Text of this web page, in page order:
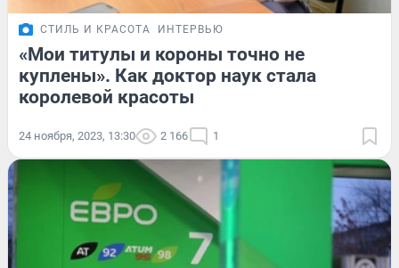
СТИЛЬ И КРАСОТА ИНТЕРВЬЮ
«Мои титулы и короны точно не
куплены». Как доктор наук стала
королевой красоты
24 ноября, 2023, 13:30 2 166 1